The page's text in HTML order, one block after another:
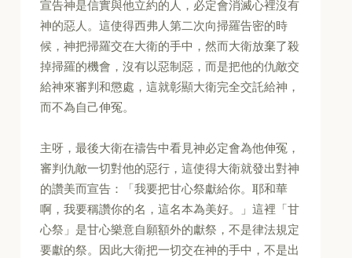
宣告神是信實與他立約的人，必定會消滅心裡沒有
神的惡人。這使得西弗人第二次向掃羅告密的時
候，神把掃羅交在大衛的手中，然而大衛放棄了殺
掉掃羅的機會，沒有以惡制惡，而是把他的仇敵交
給神來審判和懲處，這就彰顯大衛完全交託給神，
而不為自己伸冤。
主呀，最後大衛在禱告中看見神必定會為他伸冤，
審判仇敵一切對他的惡行，這使得大衛就發出對神
的讚美而宣告：「我要把甘心祭獻給你。耶和華
啊，我要稱讚你的名，這名本為美好。」這裡「甘
心祭」是甘心樂意自願額外的獻祭，不是律法規定
要獻的祭。因此大衛把一切交在神的手中，不是出